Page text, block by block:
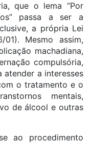
que o lema “Por
passa a ser a
a própria Lei
01). Mesmo assim,
machadiana,
compulsória,
atender a interesses
o tratamento e o
mentais,
de álcool e outras
ao procedimento